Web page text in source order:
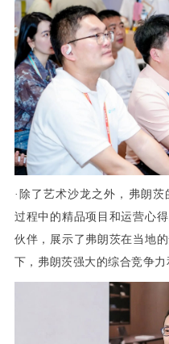
·除了艺术沙龙之外，弗朗
过程中的精品项目和运营心
伙伴，展示了弗朗茨在当地
下，弗朗茨强大的综合竞争力